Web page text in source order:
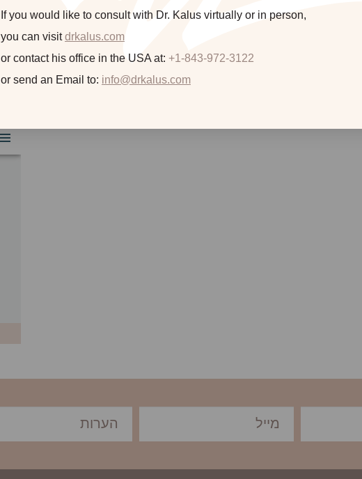
If you would like to consult with Dr. Kalus virtually or in person,
you can visitdrkalus.com
or contact his office in the USA at: +1-843-972-3122
or send an Email to: info@drkalus.com